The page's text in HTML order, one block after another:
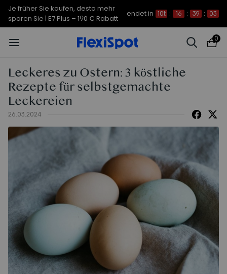
Je früher Sie kaufen, desto mehr
sparen Sie | C7 Morpher – 290 €
Rabatt
endet in 10t : 16 : 39 : 02
0
Leckeres zu Ostern: 3 köstliche
Rezepte für selbstgemachte
Leckereien
26.03.2024